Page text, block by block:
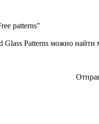
patterns"
Glass Patterns можно